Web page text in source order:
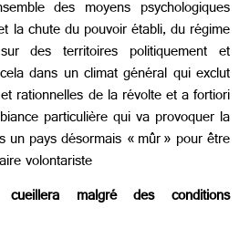
des moyens psychologiques
la chute du pouvoir établi, du régime
des territoires politiquement et
dans un climat général qui exclut
rationnelles de la révolte et a fortiori
particulière qui va provoquer la
un pays désormais « mûr » pour être
volontariste
malgré des conditions